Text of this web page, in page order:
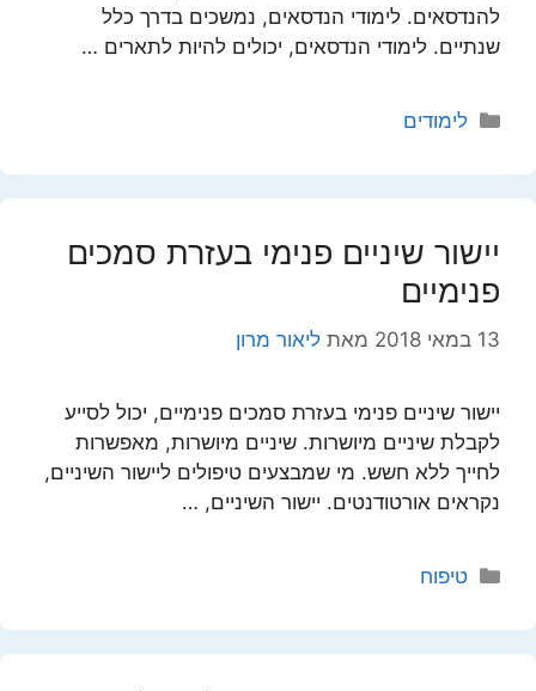
להנדסאים. לימודי הנדסאים, נמשכים בדרך כלל
שנתיים. לימודי הנדסאים, יכולים להיות לתארים …
קטגוריות
לימודים
יישור שיניים פנימי בעזרת סמכים
פנימיים
13 במאי 2018 מאת ליאור מרון
יישור שיניים פנימי בעזרת סמכים פנימיים, יכול לסייע
לקבלת שיניים מיושרות. שיניים מיושרות, מאפשרות
לחייך ללא חשש. מי שמבצעים טיפולים ליישור השיניים,
נקראים אורטודנטים. יישור השיניים, …
קטגוריות
טיפוח